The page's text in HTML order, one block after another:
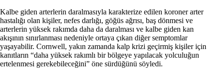
Kalbe giden arterlerin daralmasıyla karakterize edilen koroner arter
hastalığı olan kişiler, nefes darlığı, göğüs ağrısı, baş dönmesi ve
arterlerin yüksek rakımda daha da daralması ve kalbe giden kan
akışının sınırlanması nedeniyle ortaya çıkan diğer semptomlar
yaşayabilir. Cornwell, yakın zamanda kalp krizi geçirmiş kişiler için
kanıtların “daha yüksek rakımlı bir bölgeye yapılacak yolculuğun
ertelenmesi gerekebileceğini” öne sürdüğünü söyledi.